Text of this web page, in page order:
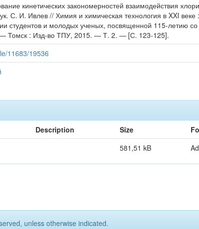
кинетических закономерностей взаимодействия
С. И. Ивлев // Химия и химическая технология в XXI
студентов и молодых ученых, посвященной 115-летию
— Томск : Изд-во ТПУ, 2015. — Т. 2. — [С. 123-125].
11683/19536
Description Size
581,51 kB
unless otherwise indicated.